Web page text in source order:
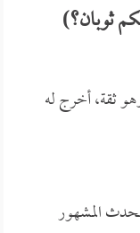
ثوبان؟)
ثقة، أخرج له
المشهور